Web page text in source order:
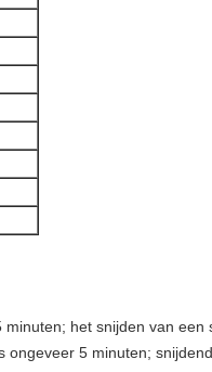
het snijden van een
ongeveer 5 minuten;